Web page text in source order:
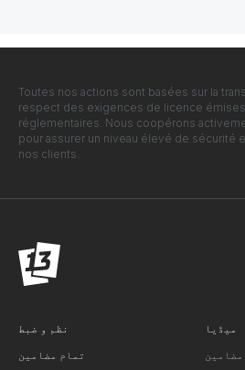
Toutes nos actions sont basées sur la
respect des exigences de licence
réglementaires. Nous coopérons
pour assurer un niveau élevé de sécurité
nos clients.
نظم و ضبط
تمام مضامین
میڈیا
مضامین